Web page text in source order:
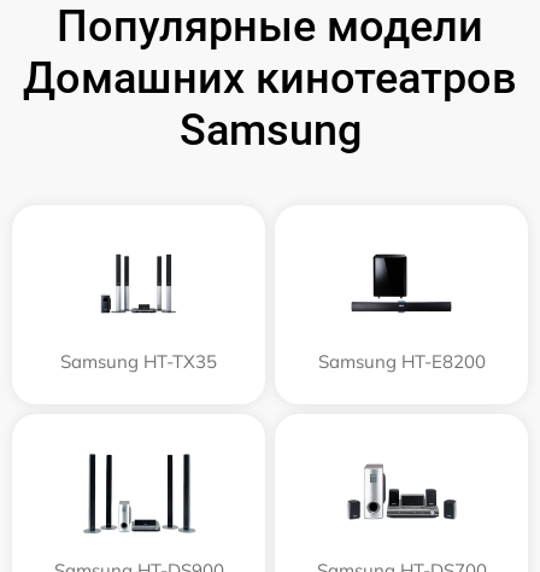
Популярные модели
Домашних кинотеатров
Samsung
Samsung HT-TX35 Samsung HT-E8200